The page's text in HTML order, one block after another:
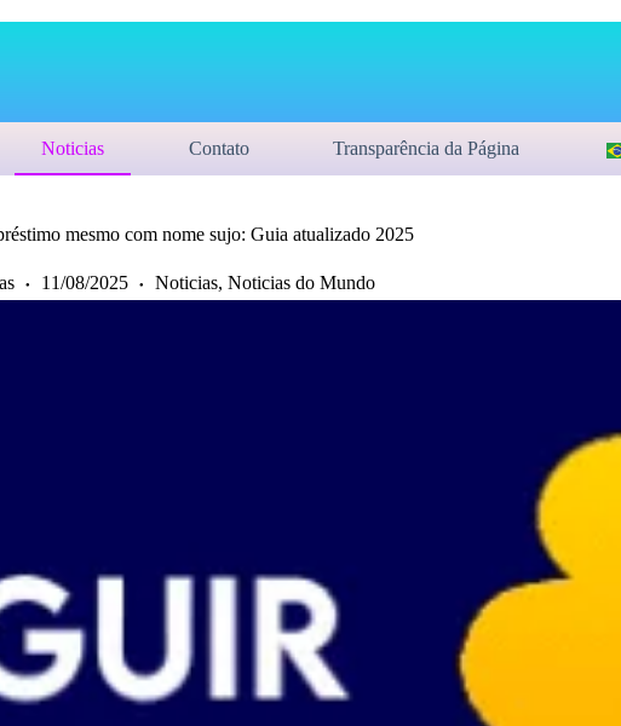
Noticias Contato Transparência da Página
mesmo com nome sujo: Guia atualizado 2025
11/08/2025 Noticias, Noticias do Mundo